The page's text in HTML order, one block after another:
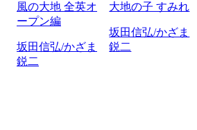
風の大地 全英オ
ープン編
坂田信弘/かざま
鋭二
大地の子 すみれ
坂田信弘/かざま
鋭二